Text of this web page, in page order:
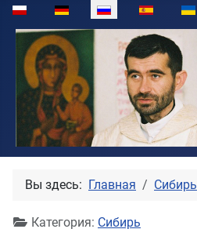
Выберите язык
Вы здесь: Главная Сибирь
Категория: Сибирь